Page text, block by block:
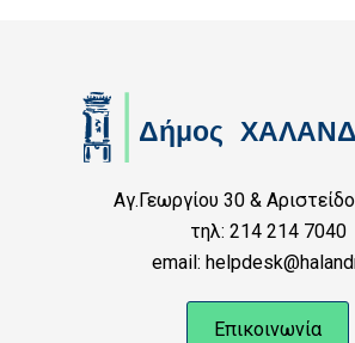
Αγ.Γεωργίου 30 &
τηλ: 214 214 7040
email:
Επικοινωνία